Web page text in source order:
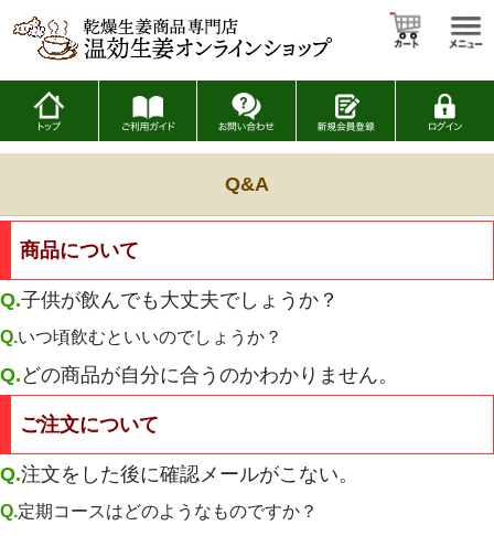
Q&A
商品について
Q.子供が飲んでも大丈夫でしょうか？
Q.いつ頃飲むといいのでしょうか？
Q.どの商品が自分に合うのかわかりません。
ご注文について
Q.注文をした後に確認メールがこない。
Q.定期コースはどのようなものですか？